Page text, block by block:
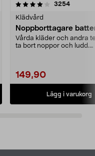
3254
Klädvård
Noppborttagare
Vårda kläder och andra
ta bort noppor och ludd.
149,90
Lägg i varukorg
4.5av 5 stjärnor